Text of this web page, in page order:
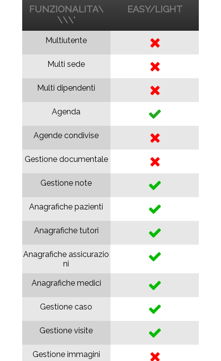
FUNZIONALITA\
\\\'
Multiutente
Multi sede
Multi dipendenti
Agenda
Agende condivise
Gestione documentale
Gestione note
Anagrafiche pazienti
Anagrafiche tutori
Anagrafiche assicurazio
ni
Anagrafiche medici
Gestione caso
Gestione visite
Gestione immagini
EASY/LIGHT